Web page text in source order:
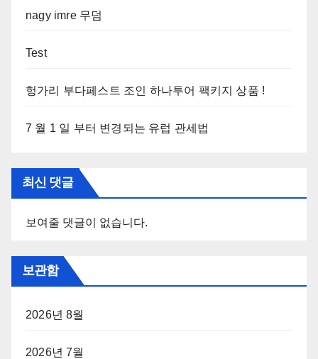
nagy imre 무덤
Test
헝가리 부다페스트 조인 하나투어 팩키지 상품 !
7 월 1 일 부터 변경되는 유럽 관세법
최신 댓글
보여줄 댓글이 없습니다.
보관함
2026년 8월
2026년 7월